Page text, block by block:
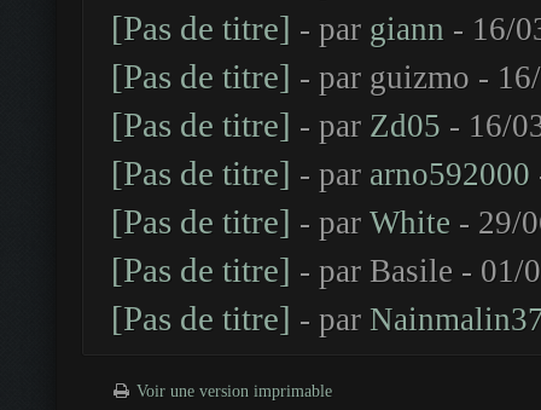
[Pas de titre] - par giann - 16/
[Pas de titre] - par guizmo -
[Pas de titre] - par Zd05 - 16/
[Pas de titre] - par arno592000
[Pas de titre] - par White - 29/
[Pas de titre] - par Basile - 01/
[Pas de titre] - par
Voir une version imprimable